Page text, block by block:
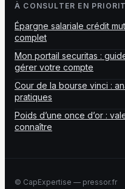
À CONSULTER EN
Épargne salariale crédit
complet
Mon portail securitas :
gérer votre compte
Cour de la bourse vinci :
pratiques
Poids d’une once d’or :
connaître
© CapExpertise — pressor.fr